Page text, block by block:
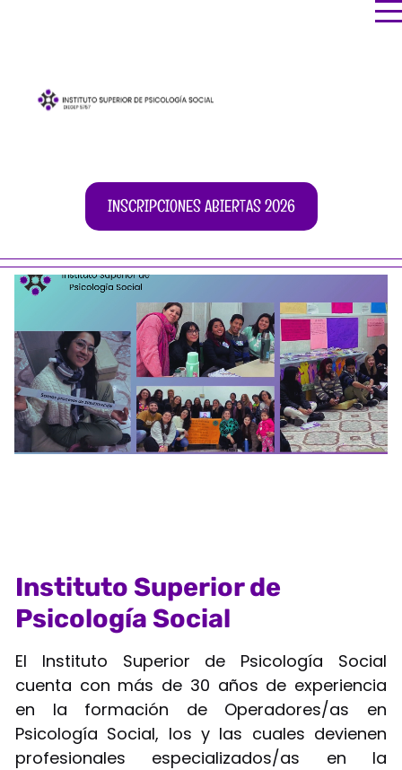
INSCRIPCIONES ABIERTAS 2026
Instituto Superior de
Psicología Social
El Instituto Superior de Psicología Social
cuenta con más de 30 años de experiencia
en la formación de Operadores/as en
Psicología Social, los y las cuales devienen
profesionales especializados/as en la